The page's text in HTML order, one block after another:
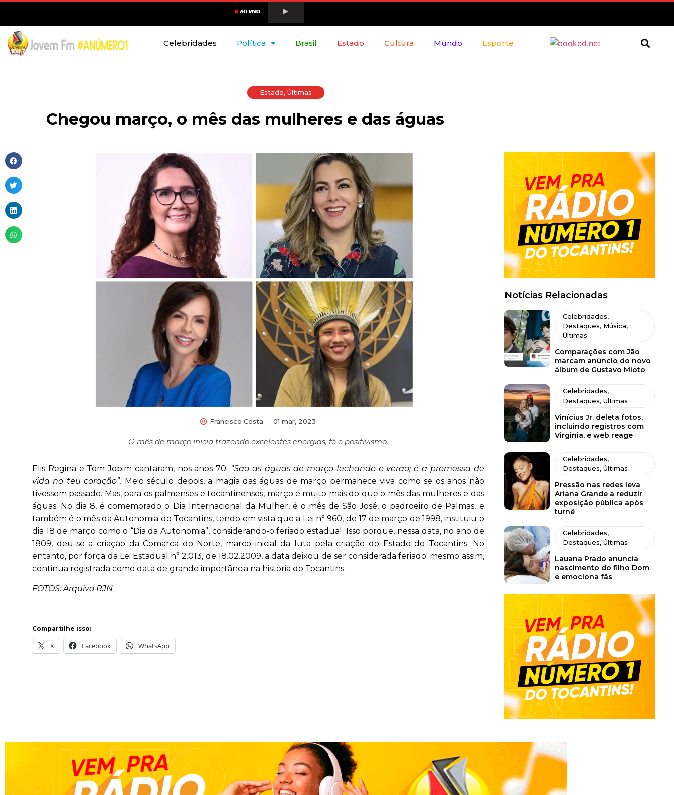
Celebridades Política Brasil Estado Cultura Mundo Esporte
Estado, Últimas
Chegou março, o mês das mulheres e das águas
Francisco Costa 01 mar, 2023
O mês de março inicia trazendo excelentes energias, fé e positivismo.
Elis Regina e Tom Jobim cantaram, nos anos 70: “São as águas de março fechando o verão; é a promessa de
vida no teu coração”. Meio século depois, a magia das águas de março permanece viva como se os anos não
tivessem passado. Mas, para os palmenses e tocantinenses, março é muito mais do que o mês das mulheres e das
águas. No dia 8, é comemorado o Dia Internacional da Mulher, é o mês de São José, o padroeiro de Palmas, e
também é o mês da Autonomia do Tocantins, tendo em vista que a Lei n° 960, de 17 de março de 1998, instituiu o
dia 18 de março como o “Dia da Autonomia”, considerando-o feriado estadual. Isso porque, nessa data, no ano de
1809, deu-se a criação da Comarca do Norte, marco inicial da luta pela criação do Estado do Tocantins. No
entanto, por força da Lei Estadual n° 2.013, de 18.02.2009, a data deixou de ser considerada feriado; mesmo assim,
continua registrada como data de grande importância na história do Tocantins.
FOTOS: Arquivo RJN
Compartilhe isso:
X Facebook WhatsApp
Notícias Relacionadas
Celebridades,
Destaques, Música,
Últimas
Comparações com Jão
marcam anúncio do novo
álbum de Gustavo Mioto
Celebridades,
Destaques, Últimas
Vinícius Jr. deleta fotos,
incluindo registros com
Virginia, e web reage
Celebridades,
Destaques, Últimas
Pressão nas redes leva
Ariana Grande a reduzir
exposição pública após
turnê
Celebridades,
Destaques, Últimas
Lauana Prado anuncia
nascimento do filho Dom
e emociona fãs